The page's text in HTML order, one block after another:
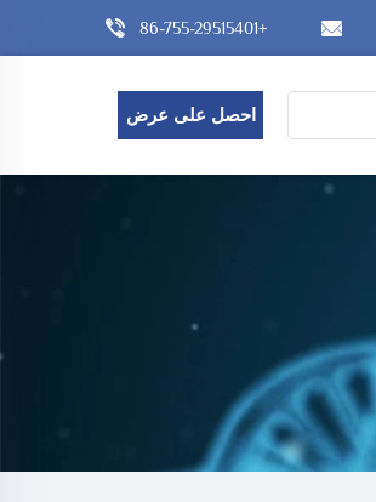
+86-755-29515401
احصل على عرض